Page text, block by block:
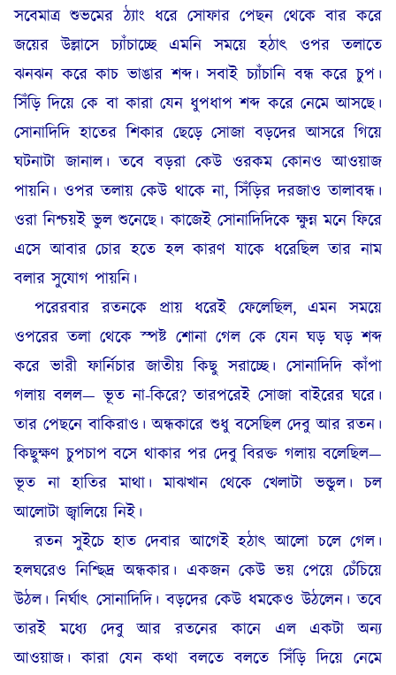
সবেমাত্র শুভমের ঠ্যাং ধরে সোফার পেছন থেকে বার করে
জয়ের উল্লাসে চ্যাঁচাচ্ছে এমনি সময়ে হঠাৎ ওপর তলাতে
ঝনঝন করে কাচ ভাঙার শব্দ। সবাই চ্যাঁচানি বন্ধ করে চুপ।
সিঁড়ি দিয়ে কে বা কারা যেন ধুপধাপ শব্দ করে নেমে আসছে।
সোনাদিদি হাতের শিকার ছেড়ে সোজা বড়দের আসরে গিয়ে
ঘটনাটা জানাল। তবে বড়রা কেউ ওরকম কোনও আওয়াজ
পায়নি। ওপর তলায় কেউ থাকে না, সিঁড়ির দরজাও তালাবন্ধ।
ওরা নিশ্চয়ই ভুল শুনেছে। কাজেই সোনাদিদিকে ক্ষুন্ন মনে ফিরে
এসে আবার চোর হতে হল কারণ যাকে ধরেছিল তার নাম
বলার সুযোগ পায়নি।
পরেরবার রতনকে প্রায় ধরেই ফেলেছিল, এমন সময়ে
ওপরের তলা থেকে স্পষ্ট শোনা গেল কে যেন ঘড় ঘড় শব্দ
করে ভারী ফার্নিচার জাতীয় কিছু সরাচ্ছে। সোনাদিদি কাঁপা
গলায় বলল— ভূত না-কিরে? তারপরেই সোজা বাইরের ঘরে।
তার পেছনে বাকিরাও। অন্ধকারে শুধু বসেছিল দেবু আর রতন।
কিছুক্ষণ চুপচাপ বসে থাকার পর দেবু বিরক্ত গলায় বলেছিল—
ভূত না হাতির মাথা। মাঝখান থেকে খেলাটা ভন্ডুল। চল
আলোটা জ্বালিয়ে নিই।
রতন সুইচে হাত দেবার আগেই হঠাৎ আলো চলে গেল।
হলঘরেও নিশ্ছিদ্র অন্ধকার। একজন কেউ ভয় পেয়ে চেঁচিয়ে
উঠল। নির্ঘাৎ সোনাদিদি। বড়দের কেউ ধমকেও উঠলেন। তবে
তারই মধ্যে দেবু আর রতনের কানে এল একটা অন্য
আওয়াজ। কারা যেন কথা বলতে বলতে সিঁড়ি দিয়ে নেমে